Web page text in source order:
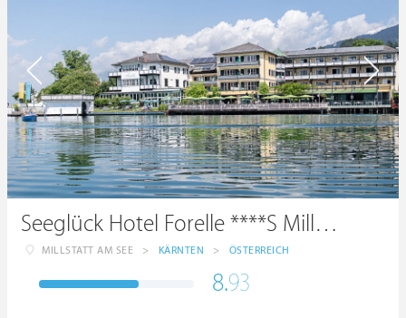
Seeglück Hotel Forelle ****S Millstatt
MILLSTATT AM SEE > KÄRNTEN > ÖSTERREICH
8.93